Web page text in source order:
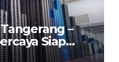
–
Siap